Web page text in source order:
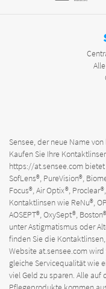
Sensee, der neue Name
Kaufen Sie Ihre
https://at.sensee.com
SofLens®, PureVision®,
Focus®, Air Optix®,
Kontaktlinsen wie ReNu®,
AOSEPT®, OxySept®,
unter Astigmatismus oder
finden Sie die
Website at.sensee.comwird
gleiche Servicequalität wie
viel Geld zu sparen. Alle